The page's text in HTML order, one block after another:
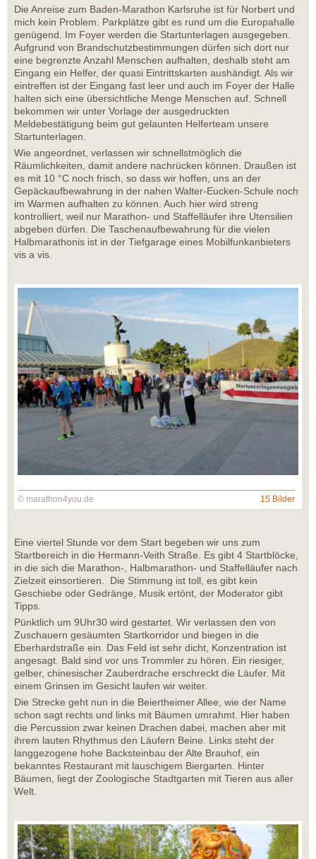
Die Anreise zum Baden-Marathon Karlsruhe ist für Norbert und
mich kein Problem. Parkplätze gibt es rund um die Europahalle
genügend. Im Foyer werden die Startunterlagen ausgegeben.
Aufgrund von Brandschutzbestimmungen dürfen sich dort nur
eine begrenzte Anzahl Menschen aufhalten, deshalb steht am
Eingang ein Helfer, der quasi Eintrittskarten aushändigt. Als wir
eintreffen ist der Eingang fast leer und auch im Foyer der Halle
halten sich eine übersichtliche Menge Menschen auf. Schnell
bekommen wir unter Vorlage der ausgedruckten
Meldebestätigung beim gut gelaunten Helferteam unsere
Startunterlagen.
Wie angeordnet, verlassen wir schnellstmöglich die
Räumlichkeiten, damit andere nachrücken können. Draußen ist
es mit 10 °C noch frisch, so dass wir hoffen, uns an der
Gepäckaufbewahrung in der nahen Walter-Eucken-Schule noch
im Warmen aufhalten zu können. Auch hier wird streng
kontrolliert, weil nur Marathon- und Staffelläufer ihre Utensilien
abgeben dürfen. Die Taschenaufbewahrung für die vielen
Halbmarathonis ist in der Tiefgarage eines Mobilfunkanbieters
vis a vis.
© marathon4you.de 15 Bilder
Eine viertel Stunde vor dem Start begeben wir uns zum
Startbereich in die Hermann-Veith Straße. Es gibt 4 Startblöcke,
in die sich die Marathon-, Halbmarathon- und Staffelläufer nach
Zielzeit einsortieren. Die Stimmung ist toll, es gibt kein
Geschiebe oder Gedränge, Musik ertönt, der Moderator gibt
Tipps.
Pünktlich um 9Uhr30 wird gestartet. Wir verlassen den von
Zuschauern gesäumten Startkorridor und biegen in die
Eberhardstraße ein. Das Feld ist sehr dicht, Konzentration ist
angesagt. Bald sind vor uns Trommler zu hören. Ein riesiger,
gelber, chinesischer Zauberdrache erschreckt die Läufer. Mit
einem Grinsen im Gesicht laufen wir weiter.
Die Strecke geht nun in die Beiertheimer Allee, wie der Name
schon sagt rechts und links mit Bäumen umrahmt. Hier haben
die Percussion zwar keinen Drachen dabei, machen aber mit
ihrem lauten Rhythmus den Läufern Beine. Links steht der
langgezogene hohe Backsteinbau der Alte Brauhof, ein
bekanntes Restaurant mit lauschigem Biergarten. Hinter
Bäumen, liegt der Zoologische Stadtgarten mit Tieren aus aller
Welt.